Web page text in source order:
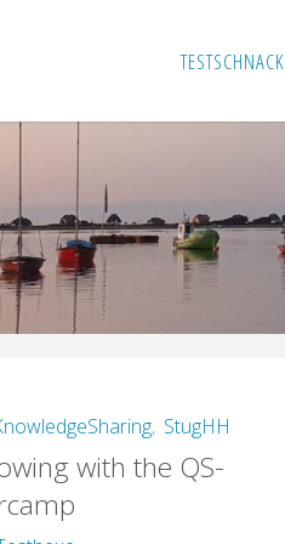
TESTSCHNACK
, StugHH
with the QS-